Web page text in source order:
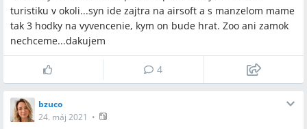
turistiku v okoli...syn ide zajtra na airsoft a s manzelom mame
tak 3 hodky na vyvencenie, kym on bude hrat. Zoo ani zamok
nechceme...dakujem
4
bzuco
24. máj 2021 •